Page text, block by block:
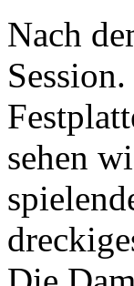
Nach
sehen